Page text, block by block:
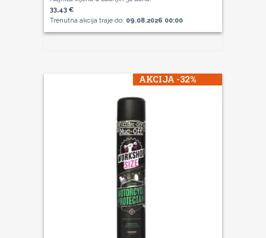
33,43 €
Trenutna akcija traje do: 09.08.2026 00:00
AKCIJA -32%